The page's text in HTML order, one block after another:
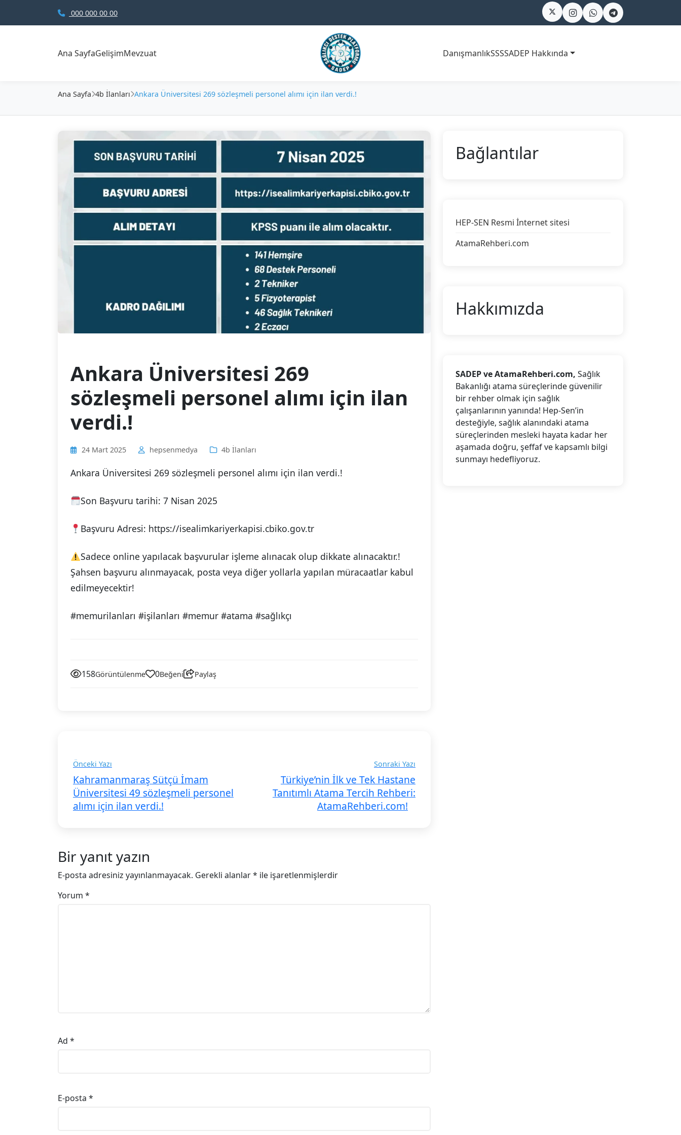
000 000 00 00
Ana SayfaGelişimMevzuat DanışmanlıkSSSSADEP Hakkında
Ana Sayfa 4b İlanları Ankara Üniversitesi 269 sözleşmeli personel alımı için ilan verdi.!
Ankara Üniversitesi 269
sözleşmeli personel alımı için ilan
verdi.!
24 Mart 2025 hepsenmedya 4b İlanları
Ankara Üniversitesi 269 sözleşmeli personel alımı için ilan verdi.!
Son Başvuru tarihi: 7 Nisan 2025
Başvuru Adresi: https://isealimkariyerkapisi.cbiko.gov.tr
Sadece online yapılacak başvurular işleme alınacak olup dikkate alınacaktır.!
Şahsen başvuru alınmayacak, posta veya diğer yollarla yapılan müracaatlar kabul
edilmeyecektir!
#memurilanları #işilanları #memur #atama #sağlıkçı
158Görüntülenme 0Beğeni Paylaş
Önceki Yazı
Kahramanmaraş Sütçü İmam
Üniversitesi 49 sözleşmeli personel
alımı için ilan verdi.!
Sonraki Yazı
Türkiye’nin İlk ve Tek Hastane
Tanıtımlı Atama Tercih Rehberi:
AtamaRehberi.com!
Bir yanıt yazın
E-posta adresiniz yayınlanmayacak. Gerekli alanlar* ile işaretlenmişlerdir
Yorum *
Ad *
E-posta *
Bağlantılar
HEP-SEN Resmi İnternet sitesi
AtamaRehberi.com
Hakkımızda
SADEP ve AtamaRehberi.com, Sağlık
Bakanlığı atama süreçlerinde güvenilir
bir rehber olmak için sağlık
çalışanlarının yanında! Hep-Sen’in
desteğiyle, sağlık alanındaki atama
süreçlerinden mesleki hayata kadar her
aşamada doğru, şeffaf ve kapsamlı bilgi
sunmayı hedefliyoruz.